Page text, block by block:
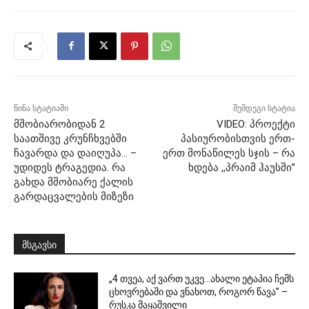
წინა სტატიაში
მშობიარობიდან 2
საათშივე კრუნჩხვებში
ჩავარდა და დაიღუპა… –
უდიდეს ტრაგედია. რა
გახდა მშობიარე ქალის
გარდაცვალების მიზეზი
შემდეგი სტატია
VIDEO: პროექტი
პასიურობისთვის ერთ-
ერთ მონაწილეს სჯის – რა
ხდება ,,პრაიმ ჰაუსში”
მსგავსი
„4 თვეა, აქ ვართ უკვე…ახალი ეტაპია ჩემს
ცხოვრებაში და ვნახოთ, როგორ წავა” –
რუსკა მაყაშვილი